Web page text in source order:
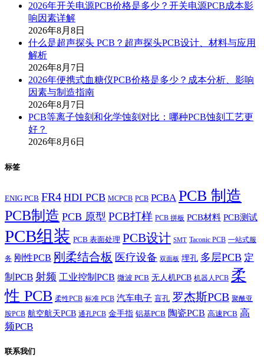
2026年开关电源PCB价格是多少？开关电源PCB成本影
响因素详解
2026年8月8日
什么是超声探头 PCB？超声探头PCB设计、材料与应用
解析
2026年8月7日
2026年便携式血糖仪PCB价格是多少？成本分析、影响
因素与制造指南
2026年8月7日
PCB等离子蚀刻和化学蚀刻对比：哪种PCB蚀刻工艺更
好？
2026年8月6日
标签
ENIG PCB FR4 HDI PCB MCPCB PCB PCBA PCB 制造
PCB制造 PCB 原型 PCB打样 PCB 拼板 PCB材料 PCB测试
PCB组装 PCB 表面处理 PCB设计 SMT Taconic PCB 一站式服
务 刚性PCB 刚柔结合板 医疗设备 双面板 埋孔 多层PCB 定
制PCB 射频 工业控制PCB 微波 PCB 无人机PCB 机器人PCB 柔
性 PCB 柔性PCB 标准 PCB 汽车电子 盲孔 罗杰斯PCB 聚酰亚
胺PCB 航空航天PCB 通孔PCB 金手指 铝基PCB 陶瓷PCB 高速PCB 高
频PCB
联系我们